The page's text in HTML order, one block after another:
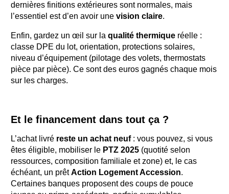
dernières finitions extérieures sont normales, mais
l’essentiel est d’en avoir une vision claire.
Enfin, gardez un œil sur la qualité thermique réelle :
classe DPE du lot, orientation, protections solaires,
niveau d’équipement (pilotage des volets, thermostats
pièce par pièce). Ce sont des euros gagnés chaque mois
sur les charges.
Et le financement dans tout ça ?
L’achat livré reste un achat neuf: vous pouvez, si vous
êtes éligible, mobiliser le PTZ 2025 (quotité selon
ressources, composition familiale et zone) et, le cas
échéant, un prêtAction Logement Accession.
Certaines banques proposent des coups de pouce